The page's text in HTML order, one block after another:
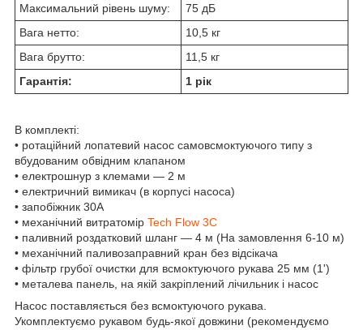
Максимальний рівень шуму:
75 дБ
Вага нетто:
10,5 кг
Вага брутто:
11,5 кг
Гарантія:
1 рік
В комплекті:
• ротаційний лопатевий насос самовсмоктуючого типу з
вбудованим обвідним клапаном
• електрошнур з клемами — 2 м
• електричний вимикач (в корпусі насоса)
• запобіжник 30А
• механічний витратомір Tech Flow 3C
• паливний роздатковий шланг ― 4 м (На замовлення 6-10 м)
• механічний паливозаправний кран без відсікача
• фільтр грубої очистки для всмоктуючого рукава 25 мм (1')
• металева панель, на якій закріплений лічильник і насос
Насос поставляється без всмоктуючого рукава.
Укомплектуємо рукавом будь-якої довжини (рекомендуємо